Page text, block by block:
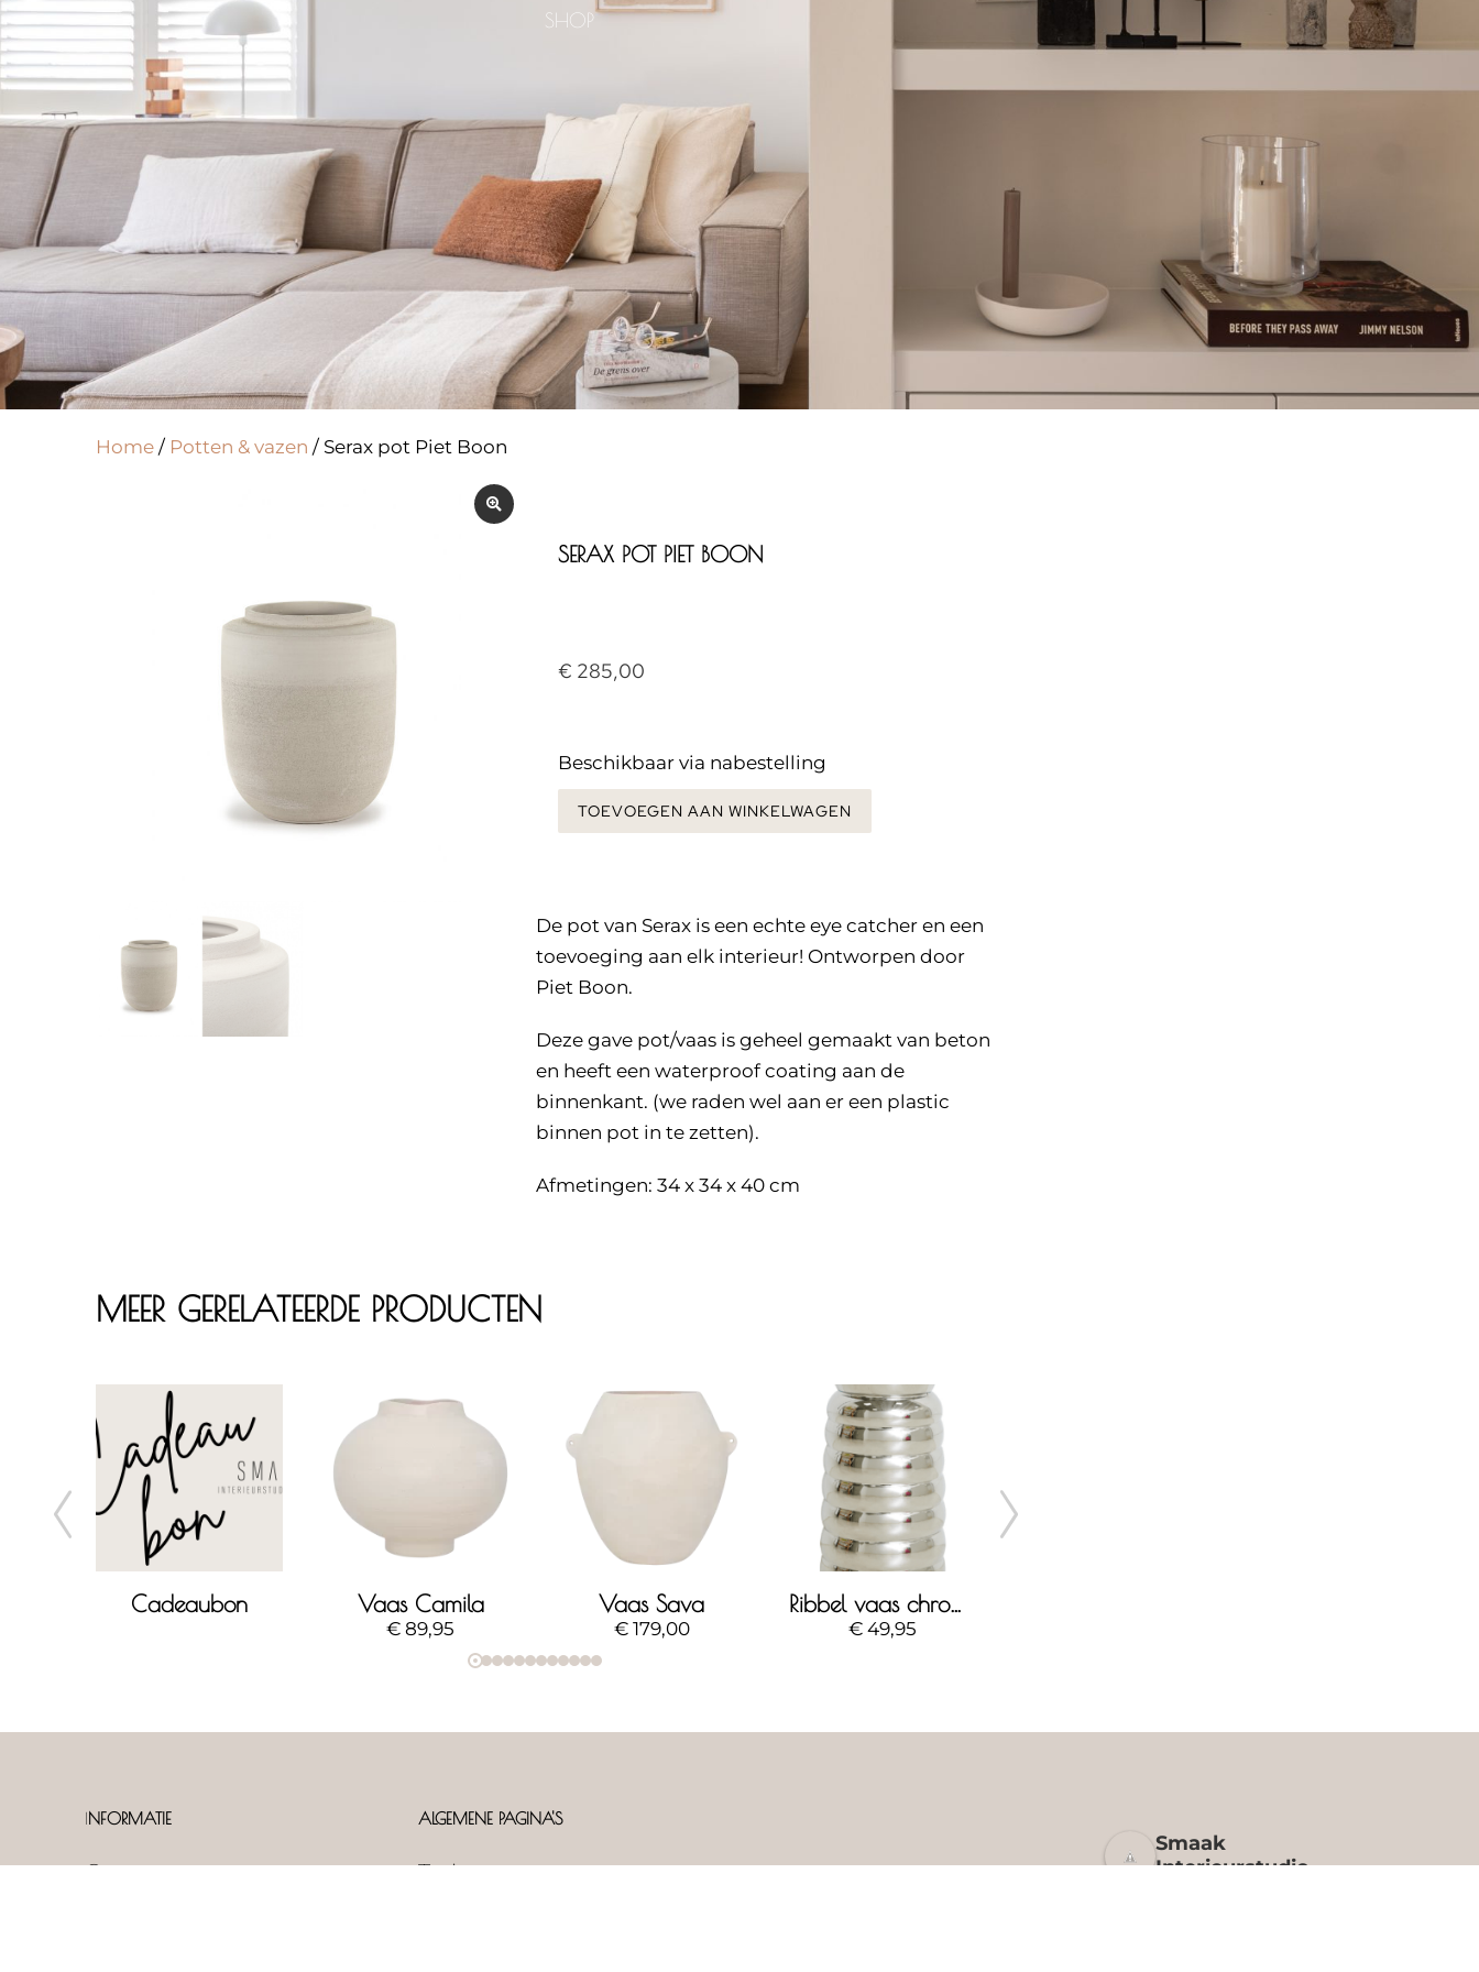
SHOP
Home / Potten & vazen / Serax pot Piet Boon
SERAX POT PIET BOON
€ 285,00
Beschikbaar via nabestelling
TOEVOEGEN AAN WINKELWAGEN
De pot van Serax is een echte eye catcher en een
toevoeging aan elk interieur! Ontworpen door
Piet Boon.
Deze gave pot/vaas is geheel gemaakt van beton
en heeft een waterproof coating aan de
binnenkant. (we raden wel aan er een plastic
binnen pot in te zetten).
Afmetingen: 34 x 34 x 40 cm
MEER GERELATEERDE PRODUCTEN
Cadeaubon Vaas Camila
€ 89,95
Vaas Sava
€179,00
Ribbel vaas chrome
€ 49,95
INFORMATIE
Contact
ALGEMENE PAGINA'S
Tarieven
Smaak
Interieurstudio -